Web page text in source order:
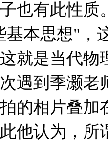
也有此性质
基本思想"，
就是当代物
遇到季灏
的相片叠加
他认为，